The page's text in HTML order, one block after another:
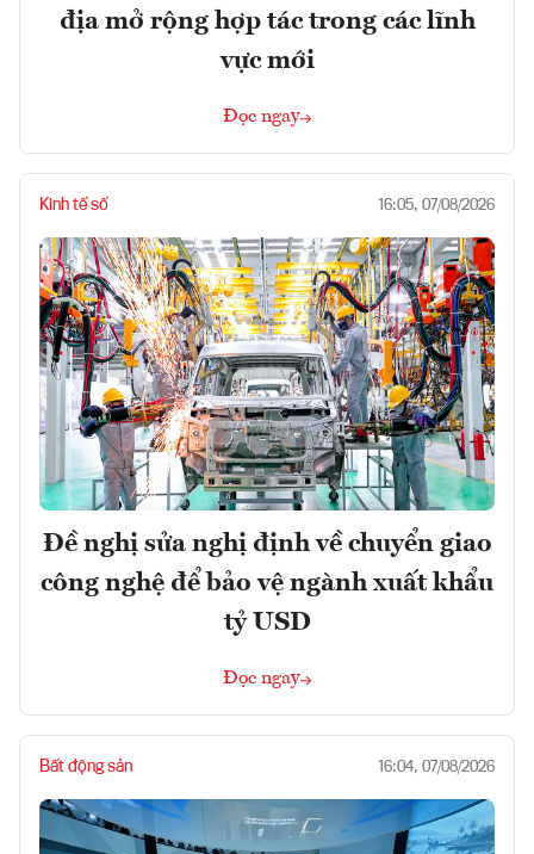
địa mở rộng hợp tác trong các lĩnh
vực mới
Đọc ngay
Kinh tế số 16:05, 07/08/2026
Đề nghị sửa nghị định về chuyển giao
công nghệ để bảo vệ ngành xuất khẩu
tỷ USD
Đọc ngay
Bất động sản 16:04, 07/08/2026